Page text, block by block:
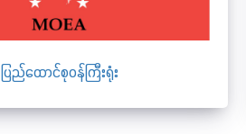
ပြည်ထောင်စုဝန်ကြီးရုံး